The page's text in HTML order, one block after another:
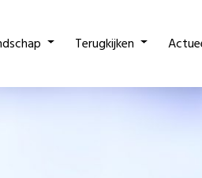
Terugkijken